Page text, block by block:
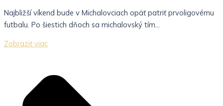
Najbližší víkend bude v Michalovciach opäť patriť prvoligovému
futbalu. Po šiestich dňoch sa michalovský tím...
Zobraziť viac